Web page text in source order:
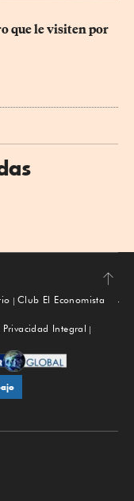
que le visiten por
Subir
Club El Economista
Integral